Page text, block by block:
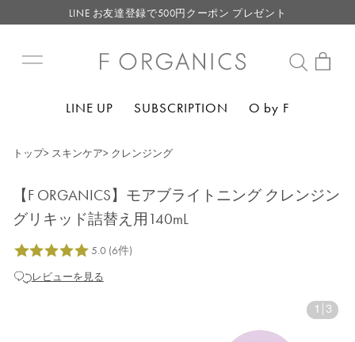
LINE お友達登録で500円クーポン プレゼント
【重要】お盆期間中のお問い合わせと商品配送に関しまして
LINE お友達登録で500円クーポン プレゼント
LINE UP SUBSCRIPTION O by F
トップ> スキンケア> クレンジング
【F ORGANICS】モアブライトニング クレンジン
グリキッド詰替え用140mL
レビューを見る
1 3